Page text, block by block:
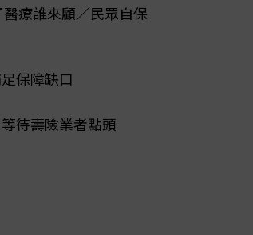
療誰來顧／民眾自保
保障缺口
待壽險業者點頭